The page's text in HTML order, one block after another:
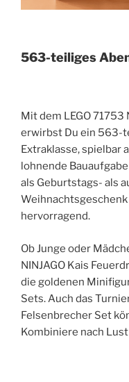
563-teiliges
Mit dem LEGO 71753
erwirbst Du ein 563-
Extraklasse, spielbar
lohnende
als Geburtstags- als
hervorragend.
Ob Junge oder
NINJAGO Kais
die goldenen
Sets. Auch das
Felsenbrecher Set
Kombiniere nach